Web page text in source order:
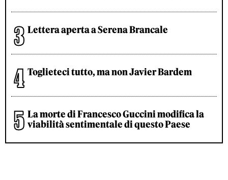
Lettera aperta a Serena Brancale
Toglieteci tutto, ma non Javier Bardem
La morte di Francesco Guccini modifica la
viabilità sentimentale di questo Paese